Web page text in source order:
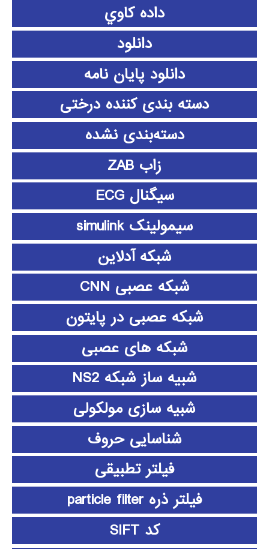
داده كاوي
دانلود
دانلود پايان نامه
دسته بندی کننده درختی
دسته‌بندی نشده
زاب ZAB
سیگنال ECG
سیمولینک simulink
شبکه آدلاین
شبکه عصبی CNN
شبکه عصبی در پایتون
شبکه های عصبی
شبیه ساز شبکه NS2
شبیه سازی مولکولی
شناسایی حروف
فیلتر تطبیقی
فیلتر ذره particle filter
کد SIFT